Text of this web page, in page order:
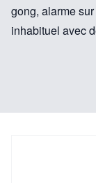
gong, alarme
inhabituel avec